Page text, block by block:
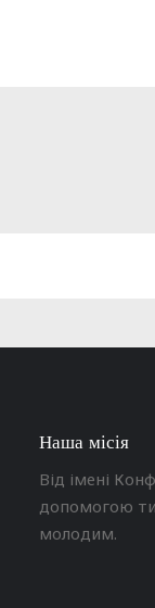
Наша місія
Від імені
допомогою
молодим.